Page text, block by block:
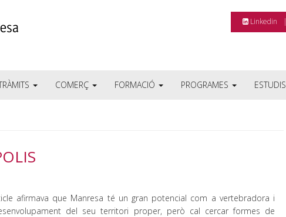
Linkedin
COMERÇ FORMACIÓ PROGRAMES ESTUDIS
afirmava que Manresa té un gran potencial com a vertebradora i
del seu territori proper, però cal cercar formes de